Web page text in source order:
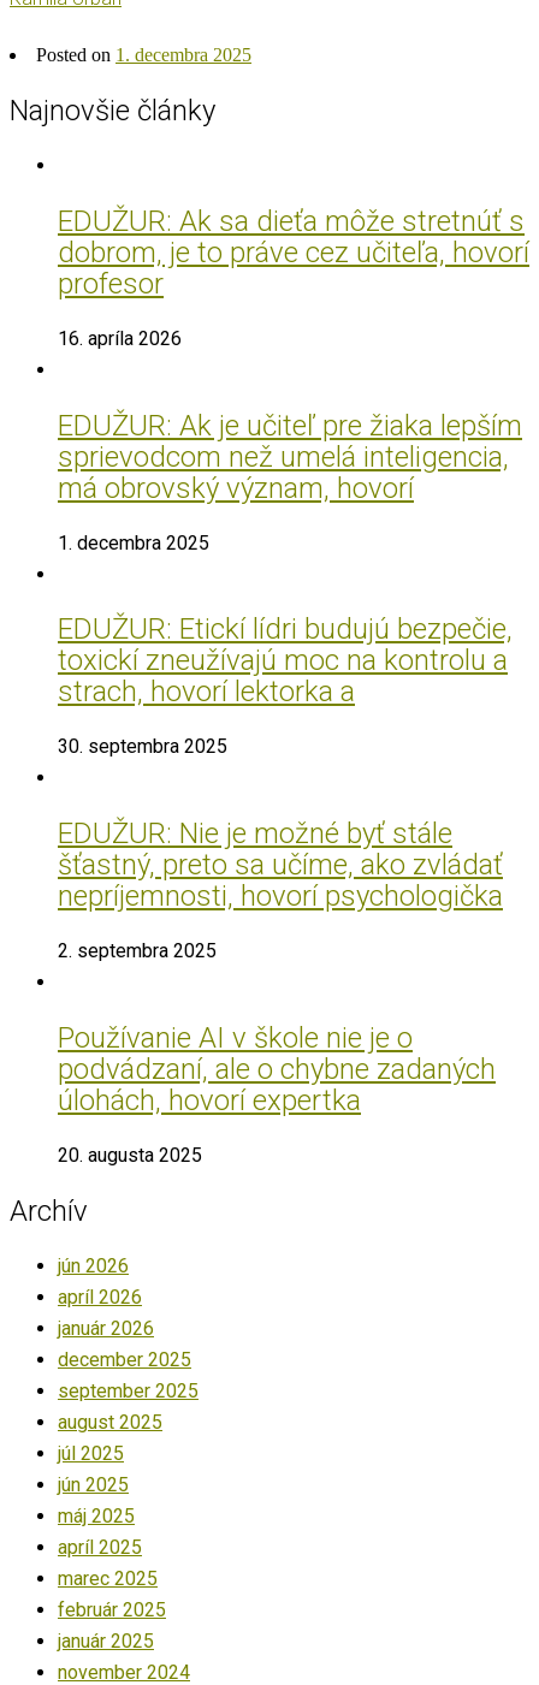
Posted on 1. decembra 2025
Najnovšie články
EDUŽUR: Ak sa dieťa môže stretnúť s
dobrom, je to práve cez učiteľa, hovorí
profesor
16. apríla 2026
EDUŽUR: Ak je učiteľ pre žiaka lepším
sprievodcom než umelá inteligencia,
má obrovský význam, hovorí
1. decembra 2025
EDUŽUR: Etickí lídri budujú bezpečie,
toxickí zneužívajú moc na kontrolu a
strach, hovorí lektorka a
30. septembra 2025
EDUŽUR: Nie je možné byť stále
šťastný, preto sa učíme, ako zvládať
nepríjemnosti, hovorí psychologička
2. septembra 2025
Používanie AI v škole nie je o
podvádzaní, ale o chybne zadaných
úlohách, hovorí expertka
20. augusta 2025
Archív
jún 2026
apríl 2026
január 2026
december 2025
september 2025
august 2025
júl 2025
jún 2025
máj 2025
apríl 2025
marec 2025
február 2025
január 2025
november 2024